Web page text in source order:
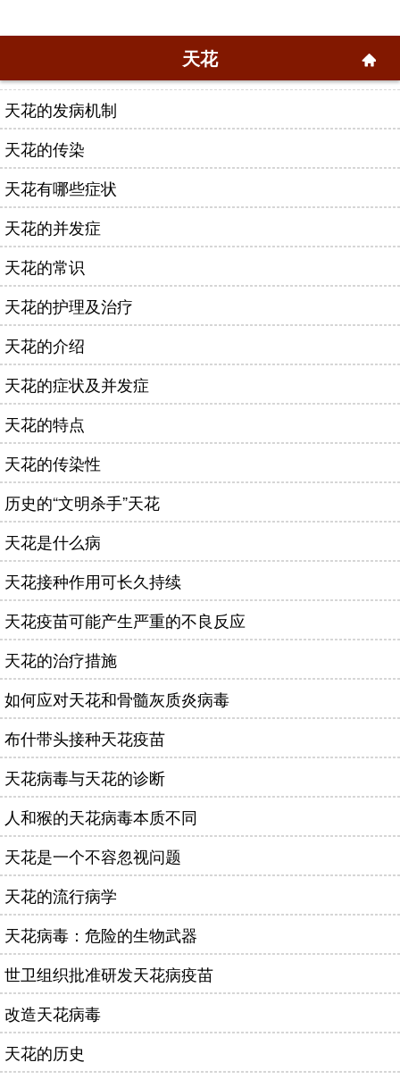
天花
天花的发病机制
天花的传染
天花有哪些症状
天花的并发症
天花的常识
天花的护理及治疗
天花的介绍
天花的症状及并发症
天花的特点
天花的传染性
历史的“文明杀手”天花
天花是什么病
天花接种作用可长久持续
天花疫苗可能产生严重的不良反应
天花的治疗措施
如何应对天花和骨髓灰质炎病毒
布什带头接种天花疫苗
天花病毒与天花的诊断
人和猴的天花病毒本质不同
天花是一个不容忽视问题
天花的流行病学
天花病毒：危险的生物武器
世卫组织批准研发天花病疫苗
改造天花病毒
天花的历史